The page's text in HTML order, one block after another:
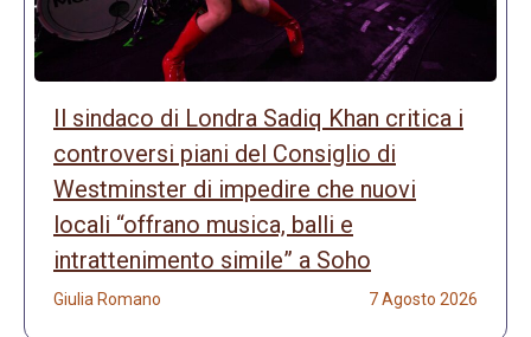
Il sindaco di Londra Sadiq Khan critica i
controversi piani del Consiglio di
Westminster di impedire che nuovi
locali “offrano musica, balli e
intrattenimento simile” a Soho
Giulia Romano 7 Agosto 2026